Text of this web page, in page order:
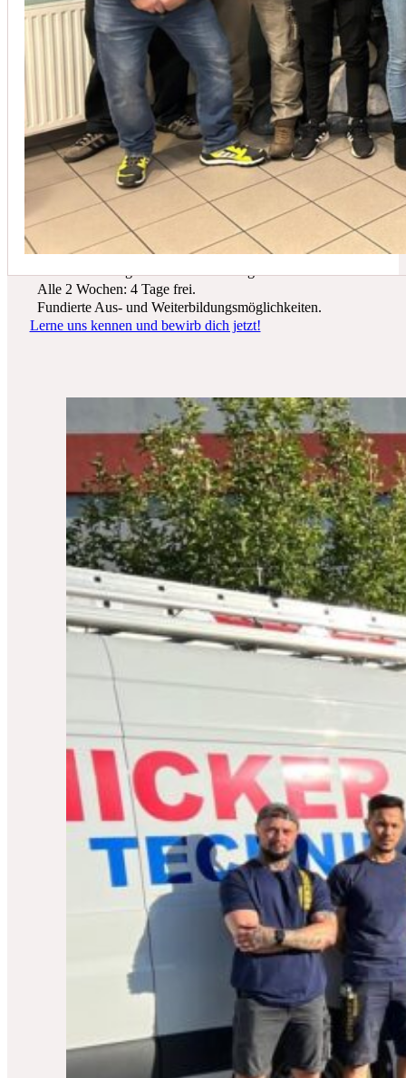
In der Regel empfehlen wir eine Wartung mindestens einmal
Du suchst einen zukunftssicheren Arbeitsplatz? Bei Schicker Technik
erwarten dich spannende Projekte, ein freundliches Team und beste
Entwicklungsmöglichkeiten.
Wir bieten dir:
Ein sicherer Arbeitsplatz in einer krisenfesten Branche.
Alle 2 Wochen: 4 Tage frei.
Fundierte Aus- und Weiterbildungsmöglichkeiten.
Lerne uns kennen und bewirb dich jetzt!